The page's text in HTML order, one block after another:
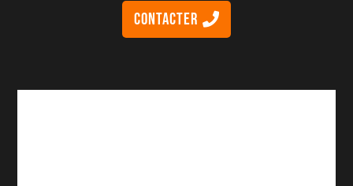
Contacter